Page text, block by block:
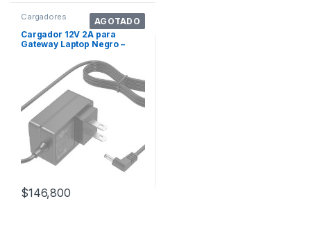
AGOTADO
Cargadores
Cargador 12V 2A para
Gateway Laptop Negro –
$146,800